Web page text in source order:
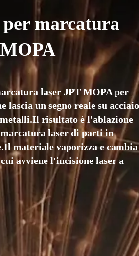
marcatura
laser JPT MOPA per
lascia un segno reale su acciaio
risultato è l'ablazione
laser di parti in
materiale vaporizza e cambia
avviene l'incisione laser a